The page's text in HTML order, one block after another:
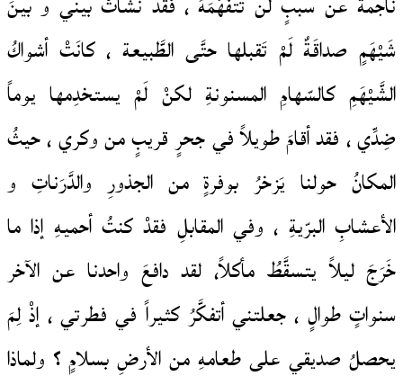
شَيْهَمٍ صداقَةٌ لَمْ تَقبلها حتَّى الطَّبيعة ، كانَتْ أشواكُ
الشَّيْهَمِ كالسّهامِ المسنونةِ لكنْ لَمْ يستخدِمها يوماً
ضِدِّي ، فقد أقامَ طويلاً في جحرٍ قريبٍ من وكري ، حيثُ
المكانُ حولنا يَزخرُ بوفرةٍ من الجذورِ والدَّرَناتِ و
الأعشابِ البرّيةِ ، وفي المقابلِ فقدْ كنتُ أحميهِ إذا ما
خَرَجَ ليلاً يتسقَّطُ مأكلاً، لقد دافعَ واحدنا عن الآخر
سنواتٍ طوالٍ ، جعلتني أتفكَّرُ كثيراً في فطرتي ، إذْ لِمَ
يحصلُ صديقي على طعامهِ من الأرضِ بسلامٍ ؟ ولماذا